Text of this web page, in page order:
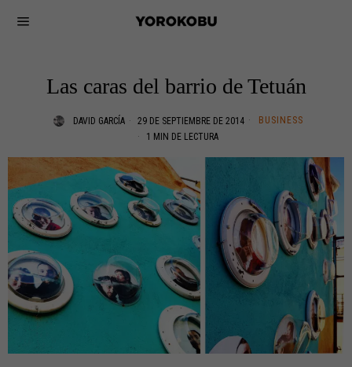
Las caras del barrio de Tetuán
DAVID GARCÍA 29 DE SEPTIEMBRE DE 2014
BUSINESS
1 MIN DE LECTURA